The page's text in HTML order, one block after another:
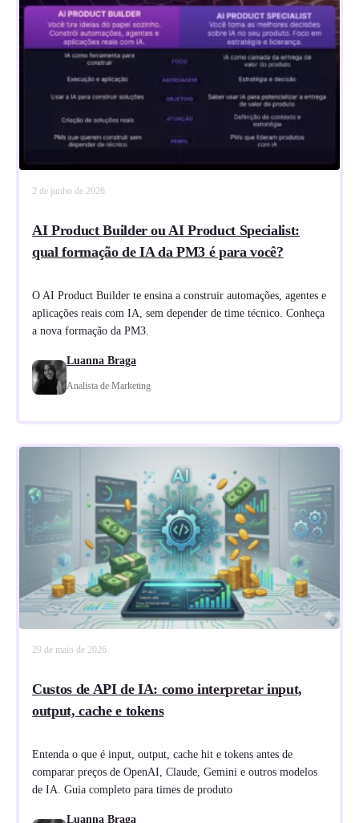
2 de junho de 2026
AI Product Builder ou AI Product Specialist:
qual formação de IA da PM3 é para você?
O AI Product Builder te ensina a construir automações, agentes e
aplicações reais com IA, sem depender de time técnico. Conheça
a nova formação da PM3.
Luanna Braga
Analista de Marketing
29 de maio de 2026
Custos de API de IA: como interpretar input,
output, cache e tokens
Entenda o que é input, output, cache hit e tokens antes de
comparar preços de OpenAI, Claude, Gemini e outros modelos
de IA. Guia completo para times de produto
Luanna Braga